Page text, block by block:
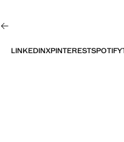
SPOTIFY
PINTEREST
X
LINKEDIN